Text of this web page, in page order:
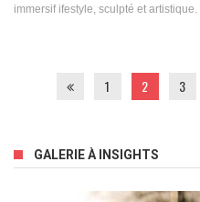
immersif ifestyle, sculpté et artistique.
1 2 3
GALERIE À INSIGHTS